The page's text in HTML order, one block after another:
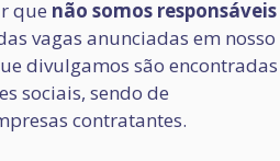
que não somos responsáveis
vagas anunciadas em nosso
divulgamos são encontradas
sociais, sendo de
contratantes.